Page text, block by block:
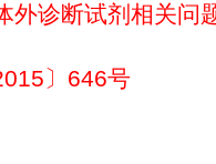
外诊断试剂相关问
〕646号